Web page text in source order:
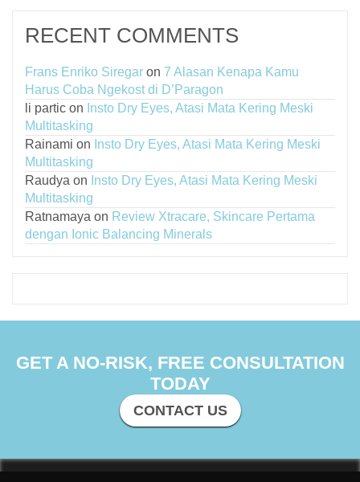
RECENT COMMENTS
Frans Enriko Siregar on 7 Alasan Kenapa Kamu
Harus Coba Ngekost di D’Paragon
li partic on Insto Dry Eyes, Atasi Mata Kering Meski
Multitasking
Rainami on Insto Dry Eyes, Atasi Mata Kering Meski
Multitasking
Raudya on Insto Dry Eyes, Atasi Mata Kering Meski
Multitasking
Ratnamaya on Review Xtracare, Skincare Pertama
dengan Ionic Balancing Minerals
GET A NO-RISK, FREE CONSULTATION
TODAY
CONTACT US